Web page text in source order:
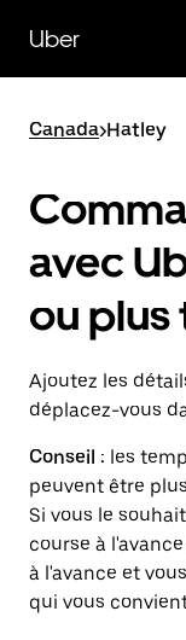
contenu
principal
Uber
Canada>Hatley
avec
ou plus
Ajoutez les
déplacez-vous
Conseil : les
peuvent être
Si vous le
course à
à l'avance et
qui vous